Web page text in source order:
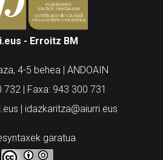
- Erroitz BM
4-5 behea | ANDOAIN
732 | Faxa: 943 300 731
| idazkaritza@aiurri.eus
garatua